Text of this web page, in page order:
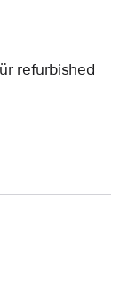
refurbished